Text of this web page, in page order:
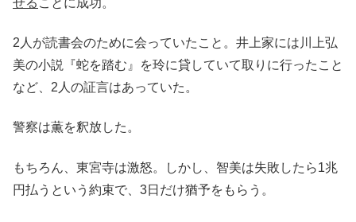
2人が読書会のために会っていたこと。井上家には川上弘
美の小説『蛇を踏む』を玲に貸していて取りに行ったこと
など、2人の証言はあっていた。
警察は薫を釈放した。
もちろん、東宮寺は激怒。しかし、智美は失敗したら1兆
円払うという約束で、3日だけ猶予をもらう。